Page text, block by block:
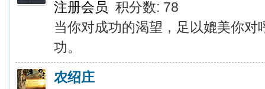
注册会员 积分数: 78
当你对成功的渴望，足以媲美你
功。
农绍庄